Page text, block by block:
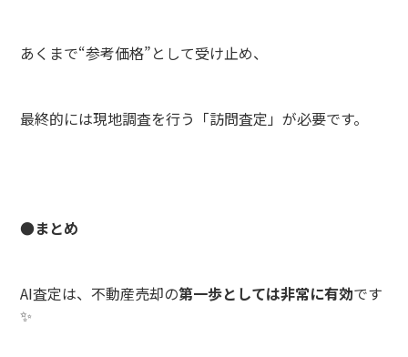
あくまで“参考価格”として受け止め、
最終的には現地調査を行う「訪問査定」が必要です。
●まとめ
AI査定は、不動産売却の第一歩としては非常に有効です
✨